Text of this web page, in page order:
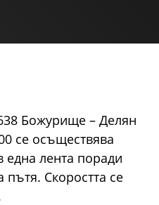
Божурище – Делян
се осъществява
една лента поради
Скоростта се